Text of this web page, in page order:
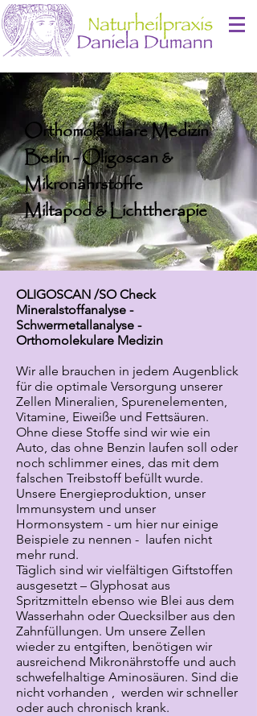
Orthomolekulare Medizin
Berlin - Oligoscan &
Mikronährstoffe
Miltapod & Lichttherapie
OLIGOSCAN /SO Check
Mineralstoffanalyse -
Schwermetallanalyse -
Orthomolekulare Medizin
Wir alle brauchen in jedem Augenblick
für die optimale Versorgung unserer
Zellen Mineralien, Spurenelementen,
Vitamine, Eiweiße und Fettsäuren.
Ohne diese Stoffe sind wir wie ein
Auto, das ohne Benzin laufen soll oder
noch schlimmer eines, das mit dem
falschen Treibstoff befüllt wurde.
Unsere Energieproduktion, unser
Immunsystem und unser
Hormonsystem - um hier nur einige
Beispiele zu nennen - laufen nicht
mehr rund.
Täglich sind wir vielfältigen Giftstoffen
ausgesetzt – Glyphosat aus
Spritzmitteln ebenso wie Blei aus dem
Wasserhahn oder Quecksilber aus den
Zahnfüllungen. Um unsere Zellen
wieder zu entgiften, benötigen wir
ausreichend Mikronährstoffe und auch
schwefelhaltige Aminosäuren. Sind die
nicht vorhanden , werden wir schneller
oder auch chronisch krank.